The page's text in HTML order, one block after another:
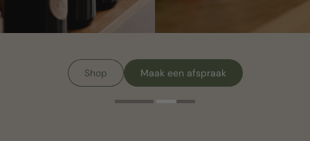
Shop Maak een afspraak